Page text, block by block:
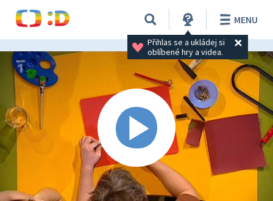
Přihlas se a ukládej si
oblíbené hry a videa.
MENU